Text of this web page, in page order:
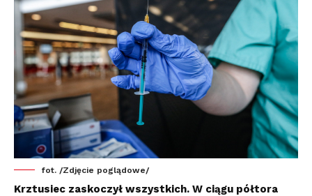
fot. /Zdjęcie poglądowe/
Krztusiec zaskoczył wszystkich. W ciągu półtora